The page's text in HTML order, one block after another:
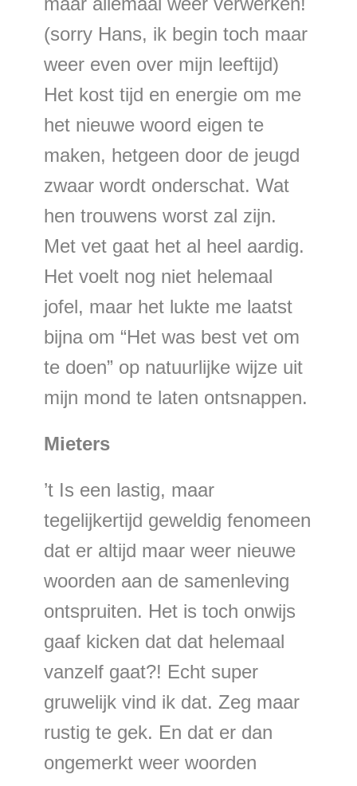
(sorry Hans, ik begin toch maar
weer even over mijn leeftijd)
Het kost tijd en energie om me
het nieuwe woord eigen te
maken, hetgeen door de jeugd
zwaar wordt onderschat. Wat
hen trouwens worst zal zijn.
Met vet gaat het al heel aardig.
Het voelt nog niet helemaal
jofel, maar het lukte me laatst
bijna om “Het was best vet om
te doen” op natuurlijke wijze uit
mijn mond te laten ontsnappen.
Mieters
’t Is een lastig, maar
tegelijkertijd geweldig fenomeen
dat er altijd maar weer nieuwe
woorden aan de samenleving
ontspruiten. Het is toch onwijs
gaaf kicken dat dat helemaal
vanzelf gaat?! Echt super
gruwelijk vind ik dat. Zeg maar
rustig te gek. En dat er dan
ongemerkt weer woorden